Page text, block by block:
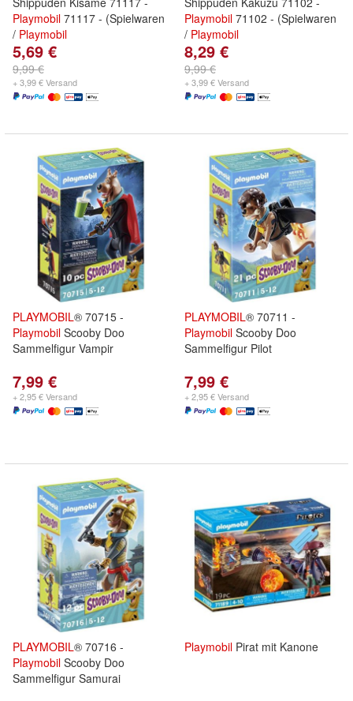
Playmobil 71117 - (Spielwaren
/ Playmobil
5,69 €
9,99 €
+ 3,99 € Versand
Playmobil 71102 - (Spielwaren
/ Playmobil
8,29 €
9,99 €
+ 3,99 € Versand
PLAYMOBIL® 70715 -
Playmobil Scooby Doo
Sammelfigur Vampir
7,99 €
+ 2,95 € Versand
PLAYMOBIL® 70711 -
Playmobil Scooby Doo
Sammelfigur Pilot
7,99 €
+ 2,95 € Versand
PLAYMOBIL® 70716 -
Playmobil Scooby Doo
Sammelfigur Samurai
Playmobil Pirat mit Kanone